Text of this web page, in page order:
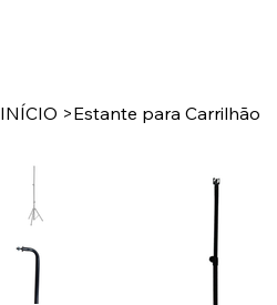
INÍCIO >Estante para Carrilhão